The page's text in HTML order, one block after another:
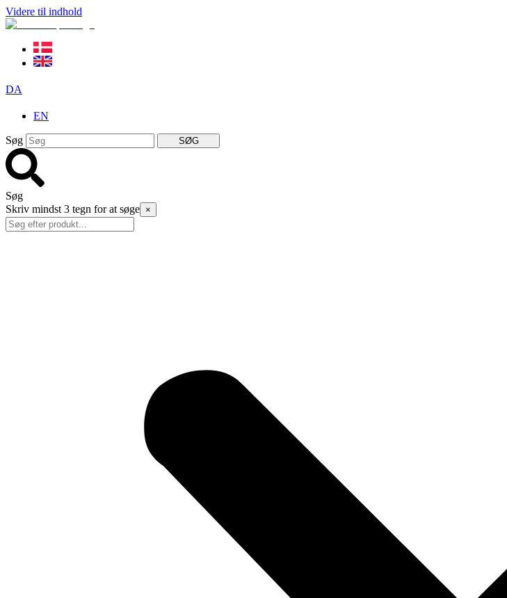
Videre til indhold
DA
EN
Søg SØG
Søg
Skriv mindst 3 tegn for at søge ×